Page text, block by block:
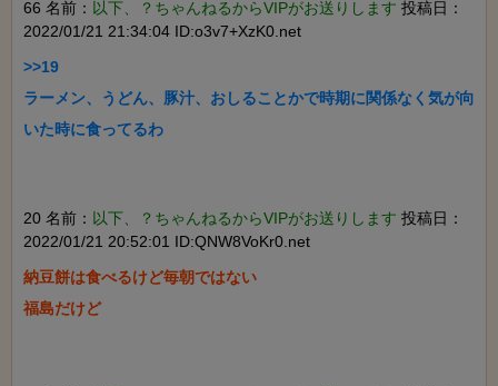
66 名前： 以下、？ちゃんねるからVIPがお送りします 投稿日：
2022/01/21 21:34:04 ID:o3v7+XzK0.net
>>19
ラーメン、うどん、豚汁、おしることかで時期に関係なく気が向
いた時に食ってるわ
20 名前： 以下、？ちゃんねるからVIPがお送りします 投稿日：
2022/01/21 20:52:01 ID:QNW8VoKr0.net
納豆餅は食べるけど毎朝ではない
福島だけど